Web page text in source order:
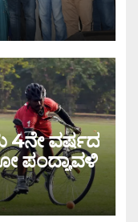
4ನೇ ವರ್ಷದ
ಪಂದ್ಯಾವಳಿ